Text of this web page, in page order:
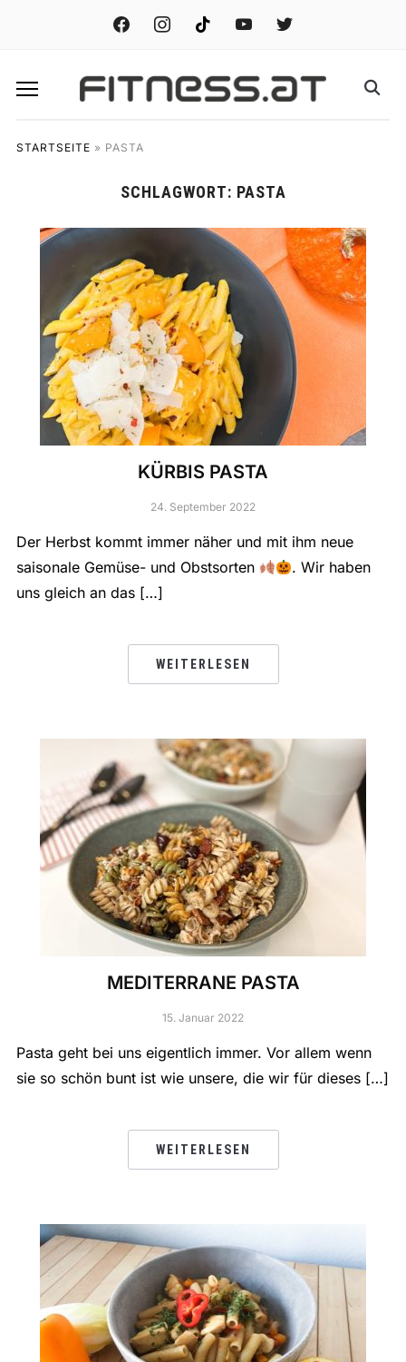
facebook instagramtiktok youtube twitter
STARTSEITE » PASTA
SCHLAGWORT: PASTA
KÜRBIS PASTA
24. September 2022
Der Herbst kommt immer näher und mit ihm neue
saisonale Gemüse- und Obstsorten
. Wir haben
uns gleich an das […]
WEITERLESEN
MEDITERRANE PASTA
15. Januar 2022
Pasta geht bei uns eigentlich immer. Vor allem wenn
sie so schön bunt ist wie unsere, die wir für dieses […]
WEITERLESEN